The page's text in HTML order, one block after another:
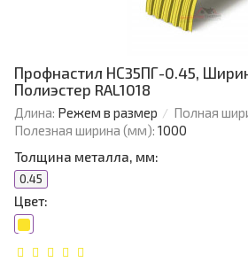
Профнастил НС35ПГ-0.45,
Полиэстер RAL1018
Длина: Режем в размер Полная
Полезная ширина (мм): 1000
Толщина металла, мм:
0.45
Цвет: